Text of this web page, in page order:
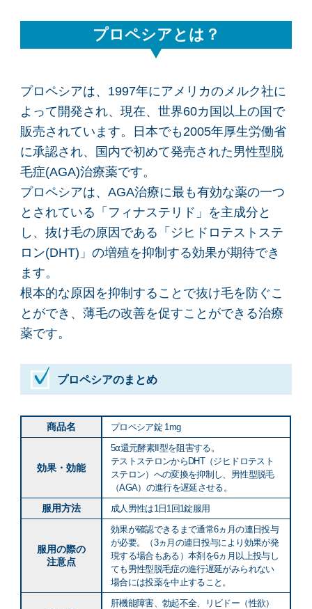
プロペシアとは？
プロペシアは、1997年にアメリカのメルク社に
よって開発され、現在、世界60カ国以上の国で
販売されています。日本でも2005年厚生労働省
に承認され、国内で初めて発売された男性型脱
毛症(AGA)治療薬です。
プロペシアは、AGA治療に最も有効な薬の一つ
とされている「フィナステリド」を主成分と
し、抜け毛の原因である「ジヒドロテストステ
ロン(DHT)」の増殖を抑制する効果が期待でき
ます。
根本的な原因を抑制することで抜け毛を防ぐこ
とができ、薄毛の改善を促すことができる治療
薬です。
プロペシアのまとめ
商品名 プロペシア錠 1mg
効果・効能
5α還元酵素II型を阻害する。
テストステロンからDHT（ジヒドロテスト
ステロン）への変換を抑制し、男性型脱毛
（AGA）の進行を遅延させる。
服用方法 成人男性は1日1回1錠服用
服用の際の
注意点
効果が確認できるまで通常6ヵ月の連日投与
が必要。（3ヵ月の連日投与により効果が発
現する場合もある）本剤を6ヵ月以上投与し
ても男性型脱毛症の進行遅延がみられない
場合には投薬を中止すること。
肝機能障害、勃起不全、リビドー（性欲）